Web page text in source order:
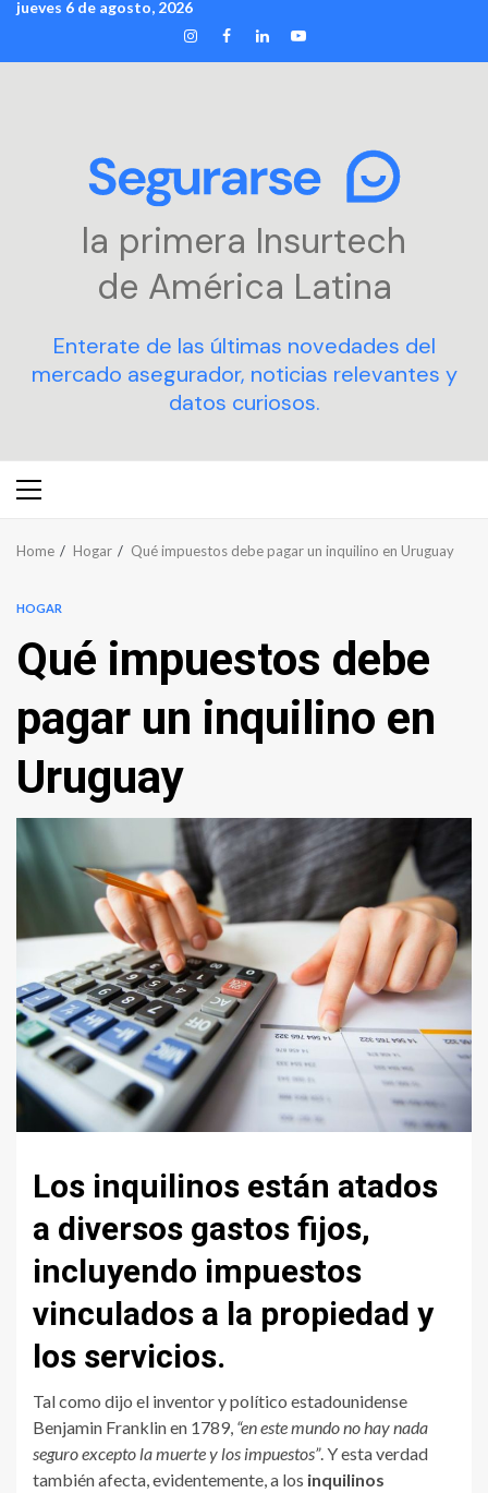
Skip
content
jueves 6 de agosto, 2026
INSTAGRAM
FACEBOOK
LINKEDIN
YOUTUBE
la primera Insurtech
de América Latina
Enterate de las últimas novedades del
mercado asegurador, noticias relevantes y
datos curiosos.
Primary
Home Hogar Qué impuestos debe pagar un inquilino en Uruguay
HOGAR
Qué impuestos debe
pagar un inquilino en
Uruguay
Los inquilinos están atados
a diversos gastos fijos,
incluyendo impuestos
vinculados a la propiedad y
los servicios.
Tal como dijo el inventor y político estadounidense
Benjamin Franklin en 1789, “en este mundo no hay nada
seguro excepto la muerte y los impuestos”. Y esta verdad
también afecta, evidentemente, a los inquilinos